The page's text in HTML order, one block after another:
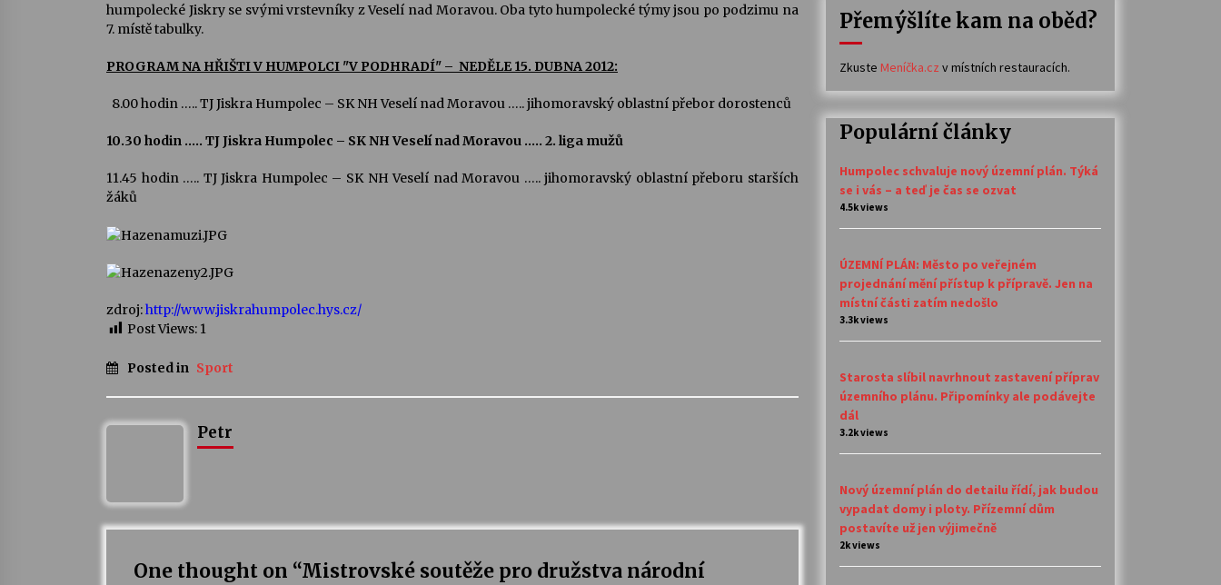
humpolecké Jiskry se svými vrstevníky z Veselí nad Moravou. Oba tyto humpolecké týmy jsou po podzimu na
7. místě tabulky.
PROGRAM NA HŘIŠTI V HUMPOLCI "V PODHRADÍ" – NEDĚLE 15. DUBNA 2012:
8.00 hodin ….. TJ Jiskra Humpolec – SK NH Veselí nad Moravou ….. jihomoravský oblastní přebor dorostenců
10.30 hodin ….. TJ Jiskra Humpolec – SK NH Veselí nad Moravou ….. 2. liga mužů
11.45 hodin ….. TJ Jiskra Humpolec – SK NH Veselí nad Moravou ….. jihomoravský oblastní přeboru starších
žáků
zdroj:http://www.jiskrahumpolec.hys.cz/
Post Views: 1
Posted in Sport
Petr
One thought on “Mistrovské soutěže pro družstva národní
Přemýšlíte kam na oběd?
Zkuste Meníčka.cz v místních restauracích.
Populární články
Humpolec schvaluje nový územní plán. Týká
se i vás – a teď je čas se ozvat
4.5k views
ÚZEMNÍ PLÁN: Město po veřejném
projednání mění přístup k přípravě. Jen na
místní části zatím nedošlo
3.3k views
Starosta slíbil navrhnout zastavení příprav
územního plánu. Připomínky ale podávejte
dál
3.2k views
Nový územní plán do detailu řídí, jak budou
vypadat domy i ploty. Přízemní dům
postavíte už jen výjimečně
2k views